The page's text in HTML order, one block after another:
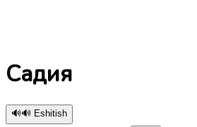
Садия
🔊🔊 Eshitish